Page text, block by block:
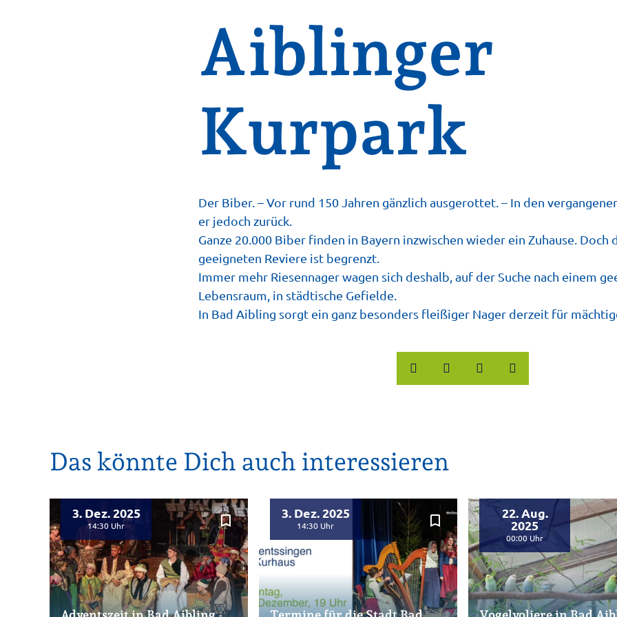
Aiblinger
Kurpark
Der Biber. – Vor rund 150 Jahren gänzlich ausgerottet. – In den
er jedoch zurück.
Ganze 20.000 Biber finden in Bayern inzwischen wieder ein Zuhause. Doch
geeigneten Reviere ist begrenzt.
Immer mehr Riesennager wagen sich deshalb, auf der Suche nach einem
Lebensraum, in städtische Gefielde.
In Bad Aibling sorgt ein ganz besonders fleißiger Nager derzeit für
Das könnte Dich auch interessieren
bookmark_border
3. Dez. 2025
14:30 bookmark_border
3. Dez. 2025
14:30
22. Aug.
2025
00:00